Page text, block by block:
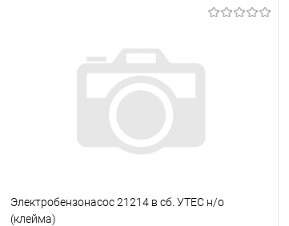
Купить в 1 клик Сравнение
В наличии
Электробензонасос 21214 в сб. УТЕС н/о
(клейма)